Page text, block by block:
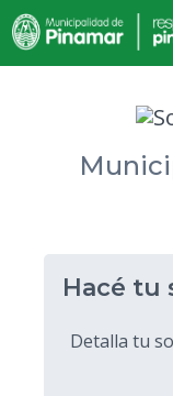
Hacé tu
Detalla tu